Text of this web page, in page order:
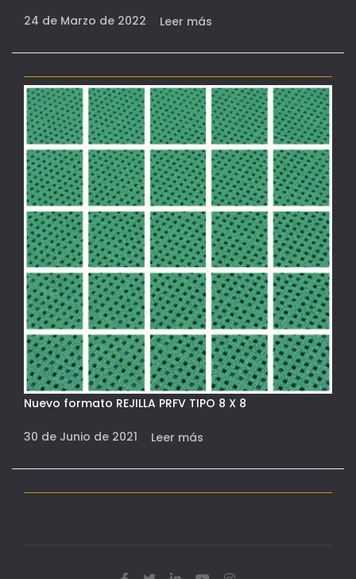
24 de Marzo de 2022 Leer más
Nuevo formato REJILLA PRFV TIPO 8 X 8
30 de Junio de 2021 Leer más